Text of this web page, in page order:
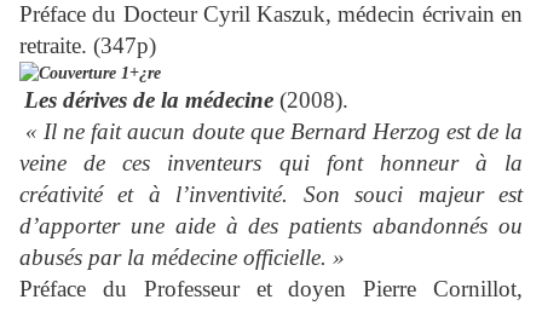
Préface du Docteur Cyril Kaszuk, médecin écrivain en
retraite. (347p)
Les dérives de la médecine (2008).
« Il ne fait aucun doute que Bernard Herzog est de la
veine de ces inventeurs qui font honneur à la
créativité et à l’inventivité. Son souci majeur est
d’apporter une aide à des patients abandonnés ou
abusés par la médecine officielle. »
Préface du Professeur et doyen Pierre Cornillot,